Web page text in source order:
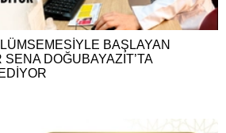
BAŞLAYAN
DOĞUBAYAZIT’TA